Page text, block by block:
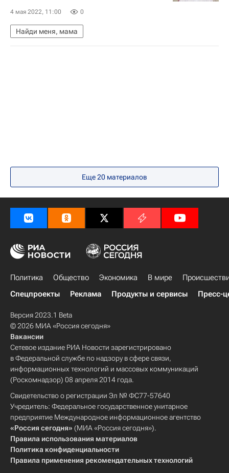
4 мая 2022, 11:00 0
Найди меня, мама
Еще 20 материалов
Политика Общество Экономика В мире
Спецпроекты
Реклама Продукты и сервисы Пресс-
Версия 2023.1 Beta
© 2026 МИА «Россия сегодня»
Вакансии
Сетевое издание РИА Новости зарегистрировано
в Федеральной службе по надзору в сфере связи,
информационных технологий и массовых коммуникаций
(Роскомнадзор) 08 апреля 2014 года.
Свидетельство о регистрации Эл № ФС77-57640
Учредитель: Федеральное государственное унитарное
предприятие Международное информационное агентство
«Россия сегодня» (МИА «Россия сегодня»).
Правила использования материалов
Политика конфиденциальности
Правила применения рекомендательных технологий